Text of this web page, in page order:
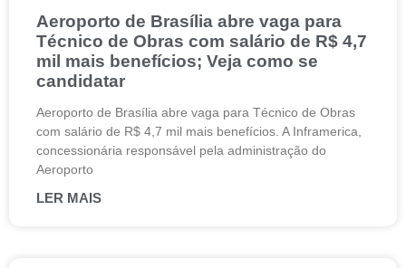
Aeroporto de Brasília abre vaga para
Técnico de Obras com salário de R$ 4,7
mil mais benefícios; Veja como se
candidatar
Aeroporto de Brasília abre vaga para Técnico de Obras
com salário de R$ 4,7 mil mais benefícios. A Inframerica,
concessionária responsável pela administração do
Aeroporto
LER MAIS